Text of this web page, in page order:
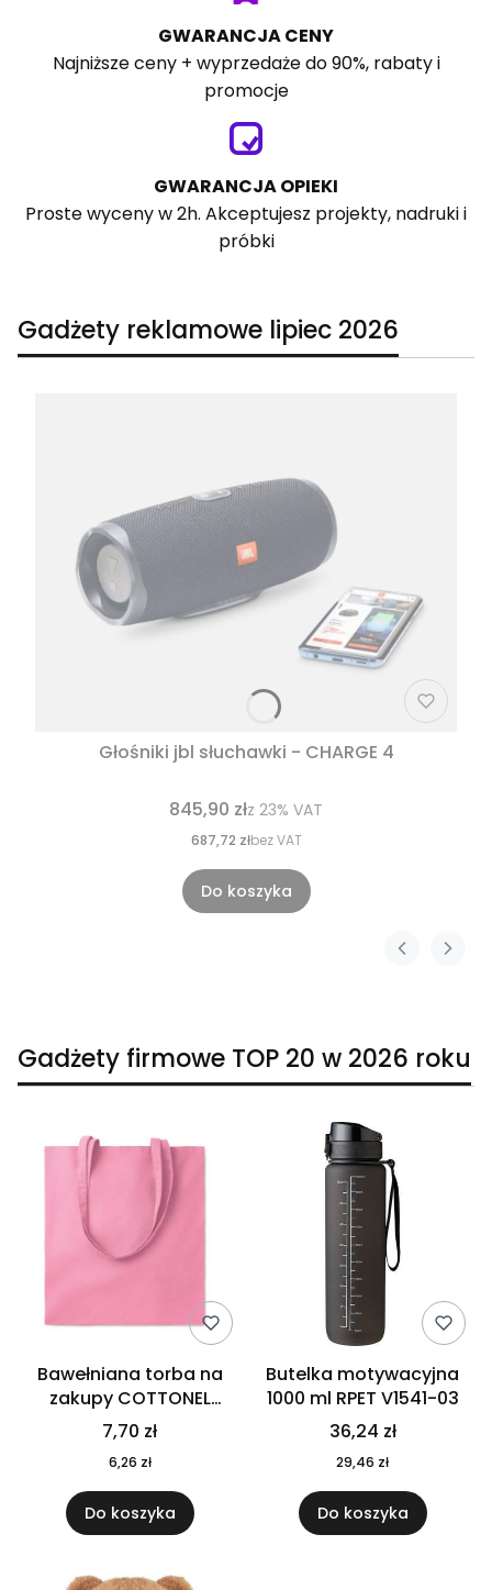
GWARANCJA CENY
Najniższe ceny + wyprzedaże do 90%, rabaty i
promocje
GWARANCJA OPIEKI
Proste wyceny w 2h. Akceptujesz projekty, nadruki i
próbki
Gadżety reklamowe lipiec 2026
Głośniki jbl słuchawki - CHARGE 4
845,90 złz 23% VAT
687,72 złbez VAT
Do koszyka
Gadżety firmowe TOP 20 w 2026 roku
Bawełniana torba na
zakupy COTTONEL
COLOUR++ MO9846-11
7,70 zł
6,26 zł
Do koszyka
Butelka motywacyjna
1000 ml RPET V1541-03
36,24 zł
29,46 zł
Do koszyka